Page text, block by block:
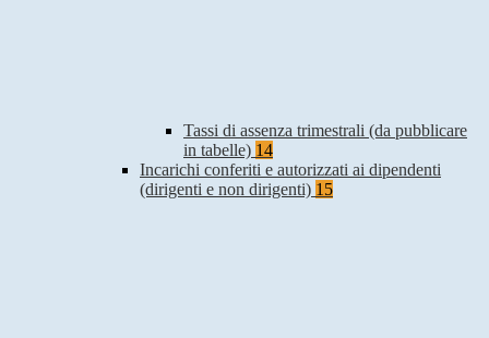
Tassi di assenza trimestrali (da pubblicare
in tabelle) 14
Incarichi conferiti e autorizzati ai dipendenti
(dirigenti e non dirigenti) 15